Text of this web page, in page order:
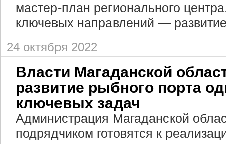
мастер-план регионального
ключевых направлений —
24 октября 2022
Власти Магаданской
развитие рыбного порта
ключевых задач
Администрация Магаданской
подрядчиком готовятся к